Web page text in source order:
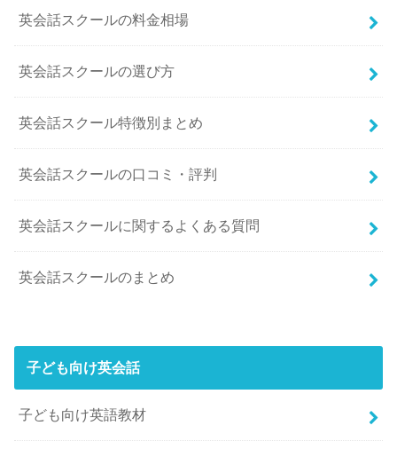
英会話スクールの料金相場
英会話スクールの選び方
英会話スクール特徴別まとめ
英会話スクールの口コミ・評判
英会話スクールに関するよくある質問
英会話スクールのまとめ
子ども向け英会話
子ども向け英語教材